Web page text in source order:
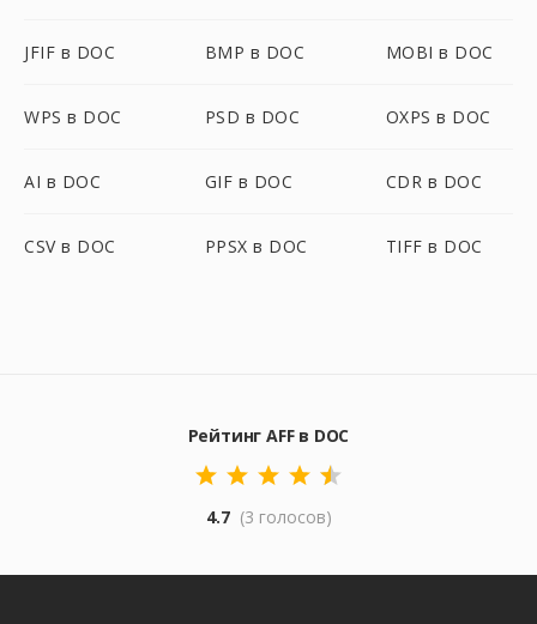
JFIF в DOC BMP в DOC MOBI в DOC
WPS в DOC PSD в DOC OXPS в DOC
AI в DOC GIF в DOC CDR в DOC
CSV в DOC PPSX в DOC TIFF в DOC
Рейтинг AFF в DOC
4.7 (3 голосов)